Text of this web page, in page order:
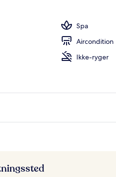
Spa
Aircondition
Ikke-ryger